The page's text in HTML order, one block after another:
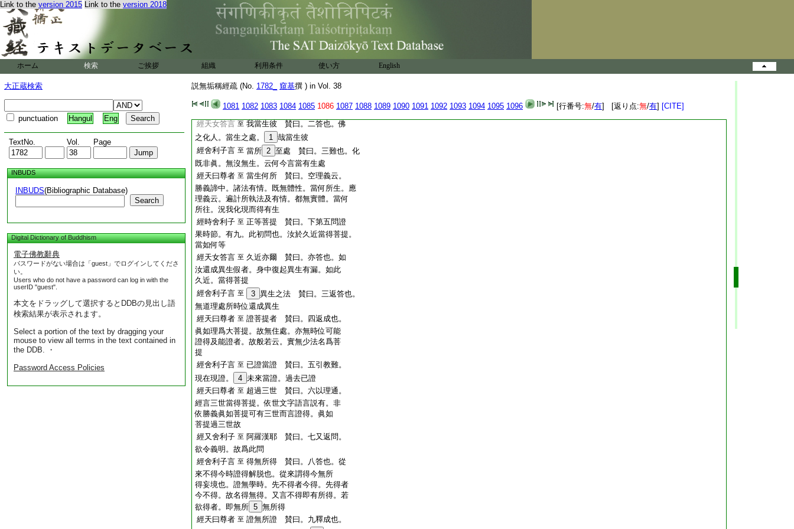
Link to the version 2015 Link to the version 2018
ホーム 検索 ご挨拶 組織 利用条件 使い方 English
大正蔵検索
punctuation Hangul Eng
TextNo. Vol. Page
INBUDS
INBUDS(Bibliographic Database)
Search
Digital Dictionary of Buddhism
電子佛教辭典
パスワードがない場合は「guest」でログインしてくださ
い。
Users who do not have a password can log in with the
userID "guest".
本文をドラッグして選択するとDDBの見出し語
検索結果が表示されます。
Select a portion of the text by dragging your
mouse to view all terms in the text contained in
the DDB. ・
Password Access Policies
説無垢稱經疏 (No. 1782_ 窺基撰 ) in Vol. 38
1081 1082 1083 1084 1085 1086 1087 1088 1089 1090 1091 1092 1093 1094 1095 1096 [行番号:無/有] [返り点:無/有] [CITE]
性空。何者在。何者變。舊云。無在無不在。無
有實女昔在今不在。 16 無 17
無實女。何在不在｣
經天曰尊者 至 是眞佛 18 諸 賛曰。讃揚引教。
法性本空。何在何變。又無如彼相。立一切法。
悉皆無在。新新生故。無實自性。云何所變。舊
云。一切法亦無在無不在。無實性故
生何處。有四。一問。二答。三難。四通。此問也。
不問所從。但問所往者。既言住此如住解脱。
故不問從。唯問往也
經天女答言 至 我當生彼 賛曰。二答也。佛
之化人。當生之處。
1 哉當生彼
經舍利子言 至 當所 2 至處 賛曰。三難也。化
既非眞。無沒無生。云何今言當有生處
經天曰尊者 至 當生何所 賛曰。空理義云。
勝義諦中。諸法有情。既無體性。當何所生。應
理義云。遍計所執法及有情。都無實體。當何
所往。況我化現而得有生
經時舍利子 至 正等菩提 賛曰。下第五問證
果時節。有九。此初問也。汝於久近當得菩提。
當如何等
經天女答言 至 久近亦爾 賛曰。亦答也。如
汝還成異生假者。身中復起異生有漏。如此
久近。當得菩提
經舍利子言 至 3 異生之法 賛曰。三返答也。
無道理處所時位還成異生
經天曰尊者 至 證菩提者 賛曰。四返成也。
眞如理爲大菩提。故無住處。亦無時位可能
證得及能證者。故般若云。實無少法名爲菩
提
經舍利子言 至 已證當證 賛曰。五引教難。
現在現證。
4 未來當證。過去已證
經天曰尊者 至 超過三世 賛曰。六以理通。
經言三世當得菩提。依世文字語言説有。非
依勝義眞如菩提可有三世而言證得。眞如
菩提過三世故
經又舍利子 至 阿羅漢耶 賛曰。七又返問。
欲令義明。故爲此問
經舍利子言 至 得無所得 賛曰。八答也。從
來不得今時證得解脱也。從來謂得今無所
得妄境也。證無學時。先不得者今得。先得者
今不得。故名得無得。又言不得即有所得。若
欲得者。即無所 5 無所得
經天曰尊者 至 證無所證 賛曰。九釋成也。